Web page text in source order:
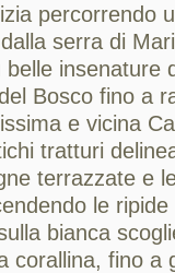
percorrendo
serra di
insenature
Bosco fino a
e vicina
tratturi
terrazzate e
le
bianca
corallina, fino a